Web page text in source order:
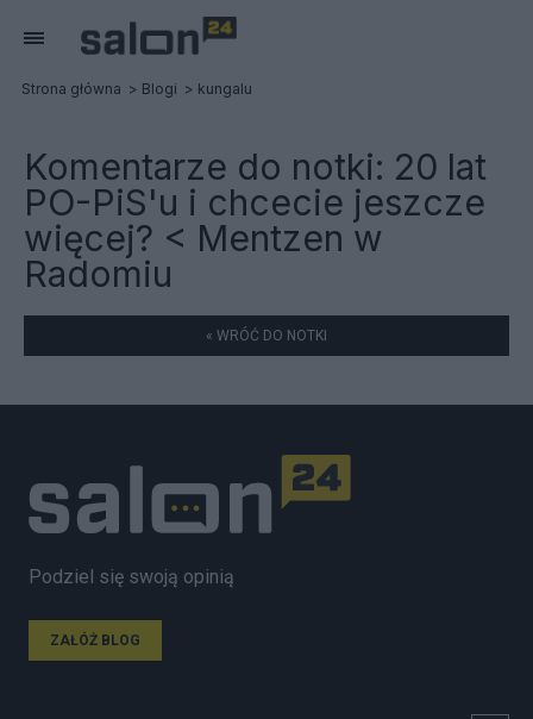
Strona główna Blogi kungalu
Komentarze do notki: 20 lat
PO-PiS'u i chcecie jeszcze
więcej? < Mentzen w
Radomiu
« WRÓĆ DO NOTKI
Podziel się swoją opinią
ZAŁÓŻ BLOG